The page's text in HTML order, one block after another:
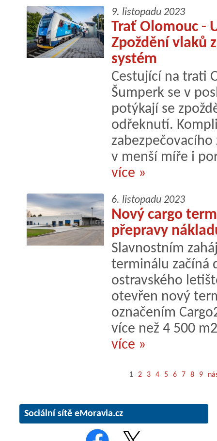
9. listopadu 2023
Trať Olomouc -
Zpoždění vlaků
systém
Cestující na trati
Šumperk se v
potýkají se
odřeknutí.
zabezpečovacího
v menší míře i
více »
6. listopadu 2023
Nový cargo
přepravy
Slavnostním
terminálu začíná
ostravského
otevřen nový
označením
více než 4 500
více »
1 2 3 4 5 6 7 8 9
Sociální sítě eMoravia.cz